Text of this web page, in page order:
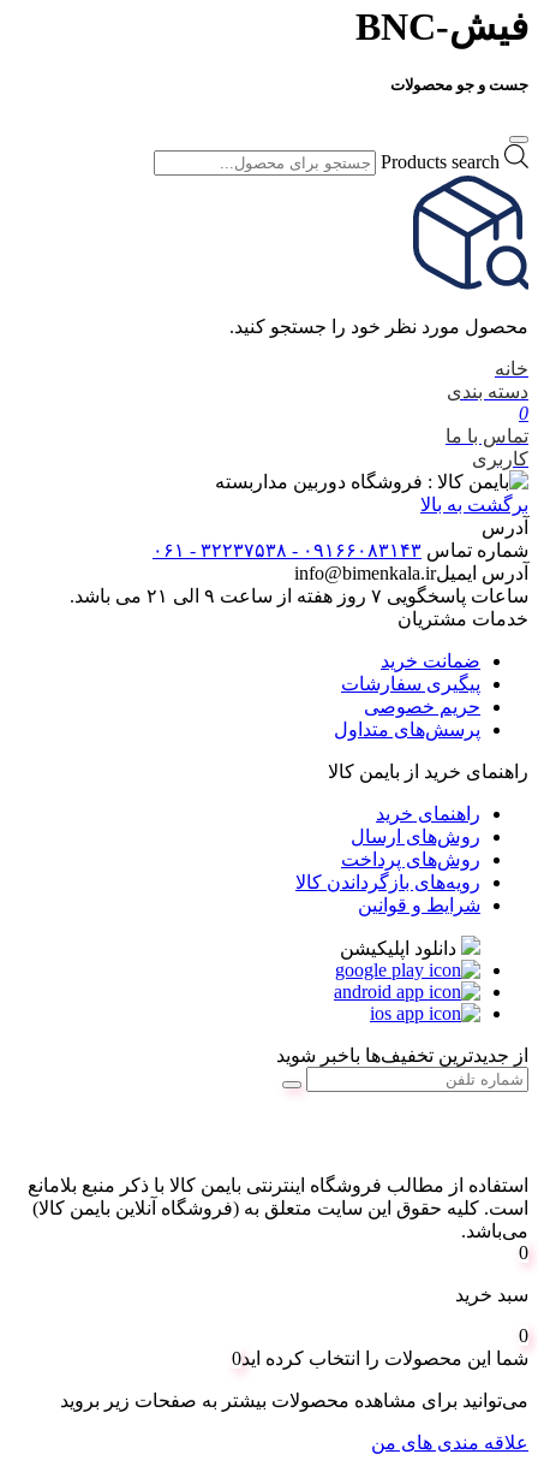
فیش-BNC
جست و جو محصولات
Products search
محصول مورد نظر خود را جستجو کنید.
خانه
دسته بندی
0
تماس با ما
کاربری
برگشت به بالا
آدرس
شماره تماس ۰۹۱۶۶۰۸۳۱۴۳ - ۳۲۲۳۷۵۳۸ - ۰۶۱
آدرس ایمیلinfo@bimenkala.ir
ساعات پاسخگویی ۷ روز هفته از ساعت ۹ الی ۲۱ می باشد.
خدمات مشتریان
ضمانت خرید
پیگیری سفارشات
حریم خصوصی
پرسش‌های متداول
راهنمای خرید از بایمن کالا
راهنمای خرید
روش‌های ارسال
روش‌های پرداخت
رویه‌های بازگرداندن کالا
شرایط و قوانین
دانلود اپلیکیشن
از جدیدترین تخفیف‌ها باخبر شوید
استفاده از مطالب فروشگاه اینترنتی بایمن کالا با ذکر منبع بلامانع
است. کليه حقوق اين سايت متعلق به (فروشگاه آنلاین بایمن کالا)
می‌باشد.
0
سبد خرید
0
شما این محصولات را انتخاب کرده اید0
می‌توانید برای مشاهده محصولات بیشتر به صفحات زیر بروید
علاقه مندی های من